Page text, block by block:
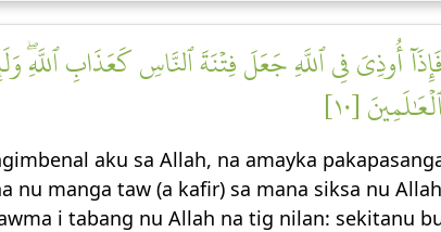
أُوذِيَ فِي ٱللَّهِ جَعَلَ فِتۡنَةَ ٱلنَّاسِ كَعَذَابِ
[١٠]
aku sa Allah, na amayka
manga taw (a kafir) sa mana siksa nu
i tabang nu Allah na tig nilan: sekitanu